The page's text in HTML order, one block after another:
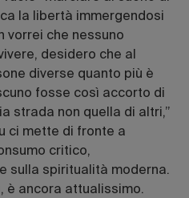
la libertà immergendosi
vorrei che nessuno
desidero che al
diverse quanto più è
fosse così accorto di
strada non quella di altri,”
ci mette di fronte a
critico,
sulla spiritualità moderna.
è ancora attualissimo.